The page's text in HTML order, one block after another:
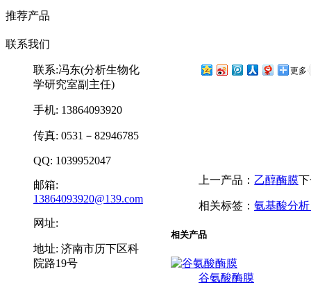
推荐产品
联系我们
联系:冯东(分析生物化
学研究室副主任)
手机: 13864093920
传真: 0531－82946785
QQ: 1039952047
邮箱:
13864093920@139.com
网址:
地址: 济南市历下区科
院路19号
更多
上一产品： 乙醇酶膜
相关标签： 氨基酸分
相关产品
谷氨酸酶膜